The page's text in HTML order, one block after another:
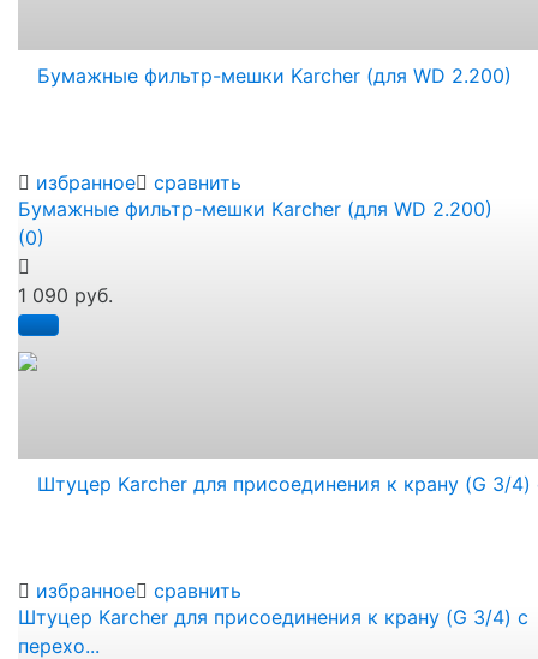
избранное сравнить
избранное сравнить
Бумажные фильтр-мешки Karcher (для WD 2.200)
(0)
1 090 руб.
Штуцер Karcher для присоединения к крану (G 3/4) с
перехо...